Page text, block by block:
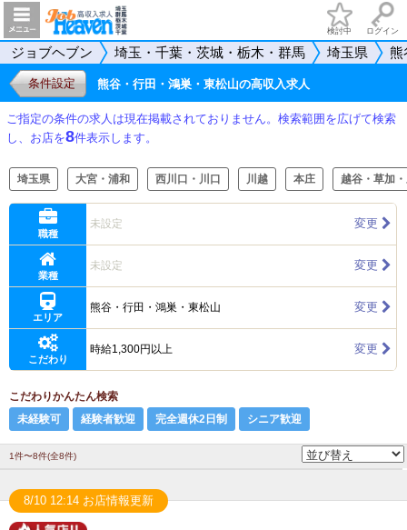
検討中 ログイン
ジョブヘブン 埼玉・千葉・茨城・栃木・群馬 埼玉県 熊
条件設定 熊谷・行田・鴻巣・東松山の高収入求人
ご指定の条件の求人は現在掲載されておりません。検索範囲を広げて検索
し、お店を8件表示します。
埼玉県 大宮・浦和 西川口・川口 川越 本庄 越谷・草加
職種
未設定 変更
業種
未設定 変更
エリア
熊谷・行田・鴻巣・東松山 変更
こだわり
時給1,300円以上 変更
こだわりかんたん検索
未経験可
経験者歓迎 完全週休2日制 シニア歓迎
1件〜8件(全8件)
8/10 12:14 お店情報更新